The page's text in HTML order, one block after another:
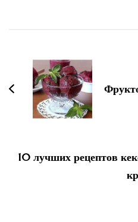
записям
10 лучших рецептов